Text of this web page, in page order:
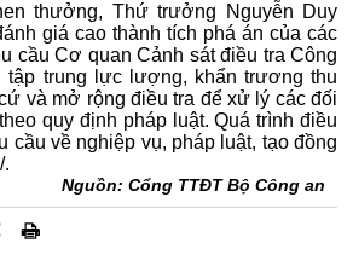
thưởng, Thứ trưởng Nguyễn Duy
giá cao thành tích phá án của các
cầu Cơ quan Cảnh sát điều tra Công
tập trung lực lượng, khẩn trương thu
và mở rộng điều tra để xử lý các đối
quy định pháp luật. Quá trình điều
cầu về nghiệp vụ, pháp luật, tạo đồng
.
Nguồn: Cổng TTĐT Bộ Công an